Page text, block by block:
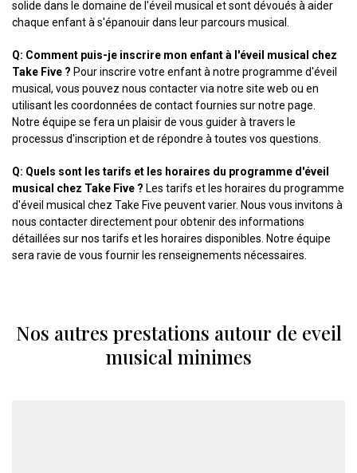
solide dans le domaine de l'éveil musical et sont dévoués à aider
chaque enfant à s'épanouir dans leur parcours musical.
Q: Comment puis-je inscrire mon enfant à l'éveil musical chez
Take Five ? Pour inscrire votre enfant à notre programme d'éveil
musical, vous pouvez nous contacter via notre site web ou en
utilisant les coordonnées de contact fournies sur notre page.
Notre équipe se fera un plaisir de vous guider à travers le
processus d'inscription et de répondre à toutes vos questions.
Q: Quels sont les tarifs et les horaires du programme d'éveil
musical chez Take Five ? Les tarifs et les horaires du programme
d'éveil musical chez Take Five peuvent varier. Nous vous invitons à
nous contacter directement pour obtenir des informations
détaillées sur nos tarifs et les horaires disponibles. Notre équipe
sera ravie de vous fournir les renseignements nécessaires.
Nos autres prestations autour de eveil
musical minimes